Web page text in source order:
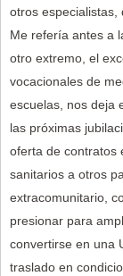
otros especialistas,
Me refería antes a
otro extremo, el
vocacionales de
escuelas, nos deja
las próximas
oferta de contratos
sanitarios a otros
extracomunitario,
presionar para
convertirse en una
traslado en